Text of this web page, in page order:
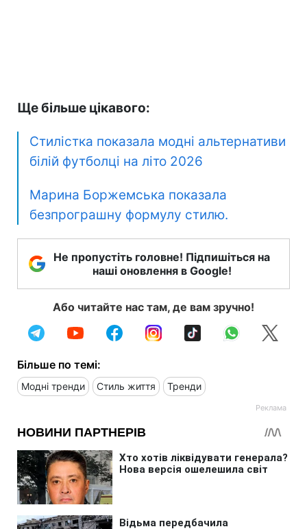
Ще більше цікавого:
Стилістка показала модні альтернативи
білій футболці на літо 2026
Марина Боржемська показала
безпрограшну формулу стилю.
Не пропустіть головне! Підпишіться на
наші оновлення в Google!
Або читайте нас там, де вам зручно!
Більше по темі:
Модні тренди Стиль життя Тренди